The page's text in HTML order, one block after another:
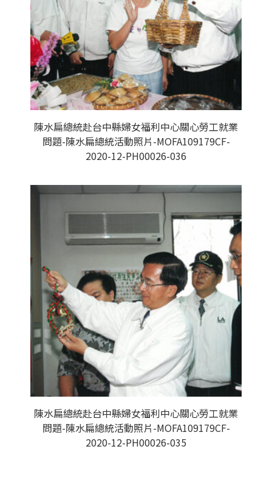
陳水扁總統赴台中縣婦女福利中心關心勞工就業
問題-陳水扁總統活動照片-MOFA109179CF-
2020-12-PH00026-036
陳水扁總統赴台中縣婦女福利中心關心勞工就業
問題-陳水扁總統活動照片-MOFA109179CF-
2020-12-PH00026-035